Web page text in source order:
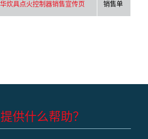
炊具点火控制器销售宣传页 销售单
供什么帮助？